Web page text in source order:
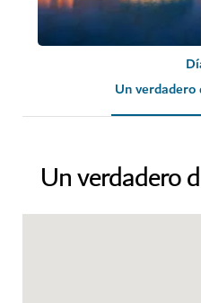
Un
Un verdadero